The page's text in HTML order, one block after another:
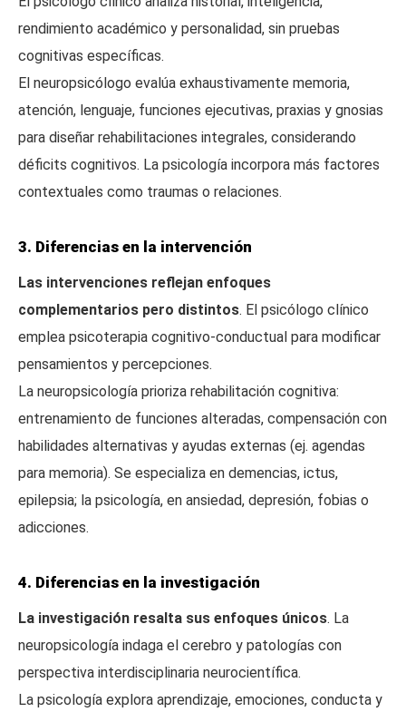
rendimiento académico y personalidad, sin pruebas
cognitivas específicas.
El neuropsicólogo evalúa exhaustivamente memoria,
atención, lenguaje, funciones ejecutivas, praxias y gnosias
para diseñar rehabilitaciones integrales, considerando
déficits cognitivos. La psicología incorpora más factores
contextuales como traumas o relaciones.
3. Diferencias en la intervención
Las intervenciones reflejan enfoques
complementarios pero distintos. El psicólogo clínico
emplea psicoterapia cognitivo-conductual para modificar
pensamientos y percepciones.
La neuropsicología prioriza rehabilitación cognitiva:
entrenamiento de funciones alteradas, compensación con
habilidades alternativas y ayudas externas (ej. agendas
para memoria). Se especializa en demencias, ictus,
epilepsia; la psicología, en ansiedad, depresión, fobias o
adicciones.
4. Diferencias en la investigación
La investigación resalta sus enfoques únicos. La
neuropsicología indaga el cerebro y patologías con
perspectiva interdisciplinaria neurocientífica.
La psicología explora aprendizaje, emociones, conducta y